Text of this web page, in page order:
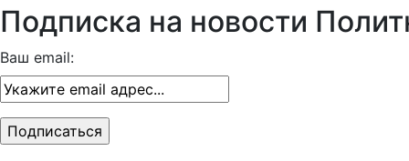
Подписка на новости
Ваш email: